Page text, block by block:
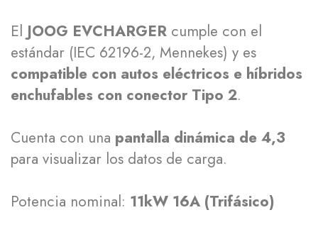
El JOOG EVCHARGER cumple con el
estándar (IEC 62196-2, Mennekes) y es
compatible con autos eléctricos e híbridos
enchufables con conector Tipo 2.
Cuenta con una pantalla dinámica de 4,3
para visualizar los datos de carga.
Potencia nominal: 11kW 16A (Trifásico)